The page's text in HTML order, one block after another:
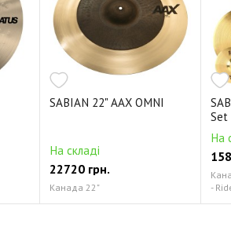
SABIAN 22" AAX OMNI
На складі
22720 грн.
Канада 22"
Set
На
-